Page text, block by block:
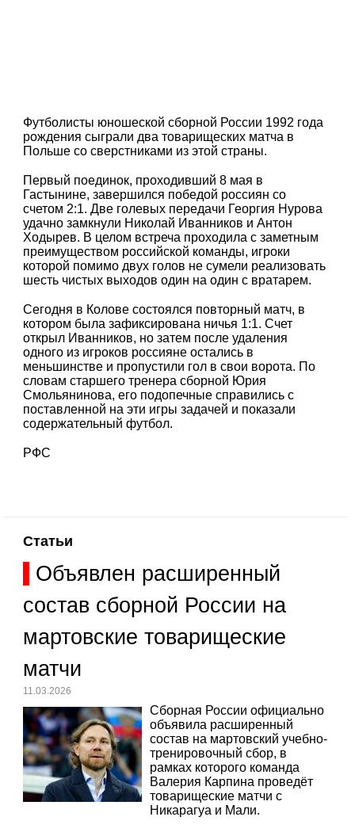
Футболисты юношеской сборной России 1992 года
рождения сыграли два товарищеских матча в
Польше со сверстниками из этой страны.
Первый поединок, проходивший 8 мая в
Гастынине, завершился победой россиян со
счетом 2:1. Две голевых передачи Георгия Нурова
удачно замкнули Николай Иванников и Антон
Ходырев. В целом встреча проходила с заметным
преимуществом российской команды, игроки
которой помимо двух голов не сумели реализовать
шесть чистых выходов один на один с вратарем.
Сегодня в Колове состоялся повторный матч, в
котором была зафиксирована ничья 1:1. Счет
открыл Иванников, но затем после удаления
одного из игроков россияне остались в
меньшинстве и пропустили гол в свои ворота. По
словам старшего тренера сборной Юрия
Смольянинова, его подопечные справились с
поставленной на эти игры задачей и показали
содержательный футбол.
РФС
Статьи
Объявлен расширенный
состав сборной России на
мартовские товарищеские
матчи
11.03.2026
Сборная России официально
объявила расширенный
состав на мартовский учебно-
тренировочный сбор, в
рамках которого команда
Валерия Карпина проведёт
товарищеские матчи с
Никарагуа и Мали.